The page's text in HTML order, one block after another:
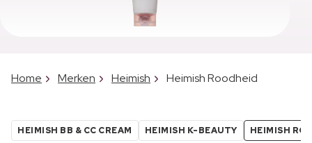
Home Merken Heimish Heimish Roodheid
HEIMISH BB & CC CREAM HEIMISH K-BEAUTY HEIMISH